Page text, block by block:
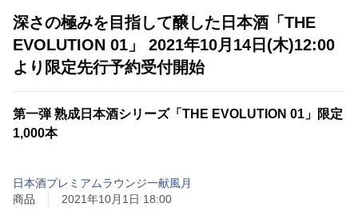
深さの極みを目指して醸した日本酒「THE
EVOLUTION 01」 2021年10月14日(木)12:00
より限定先行予約受付開始
第一弾 熟成日本酒シリーズ「THE EVOLUTION 01」限定
1,000本
日本酒プレミアムラウンジ一献風月
商品
2021年10月1日 18:00